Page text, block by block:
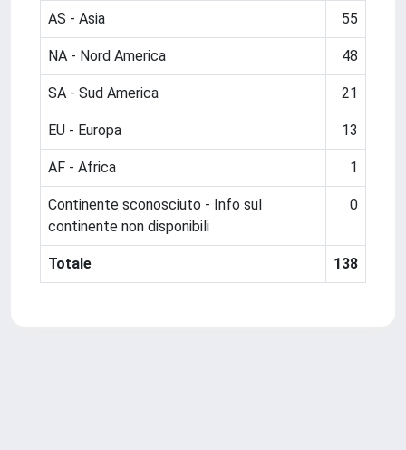
AS - Asia 55
NA - Nord America 48
SA - Sud America 21
EU - Europa 13
AF - Africa 1
Continente sconosciuto - Info sul
continente non disponibili
0
Totale 138